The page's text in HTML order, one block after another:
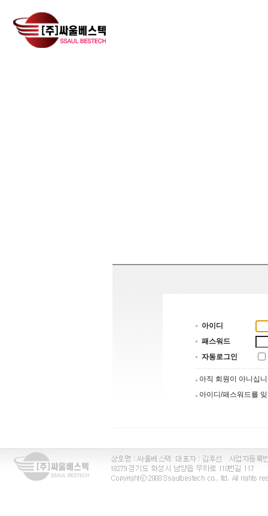
아이디
패스워드
자동로그인
아직 회원이 아니십
아이디/패스워드를